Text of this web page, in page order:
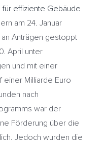
effiziente Gebäude
am 24. Januar
Anträgen gestoppt
April unter
und mit einer
Milliarde Euro
nach
war der
Förderung über die
Jedoch wurden die